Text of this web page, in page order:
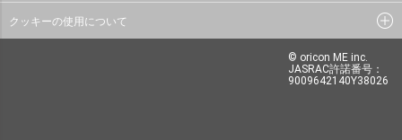
クッキーの使用について
© oricon ME inc.
JASRAC許諾番号：
9009642140Y38026